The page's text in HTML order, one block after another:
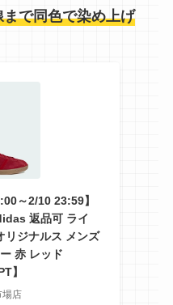
で同色で染め上げ
～2/10 23:59】
返品可 ライ
リジナルス メンズ
赤 レッド
】
場店